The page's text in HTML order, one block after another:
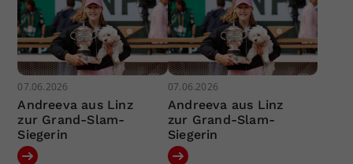
07.06.2026
Andreeva aus Linz
zur Grand-Slam-
Siegerin
07.06.2026
Andreeva aus Linz
zur Grand-Slam-
Siegerin